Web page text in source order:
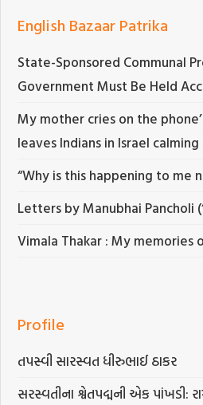
English Bazaar Patrika
State-Sponsored Communal
Government Must Be Held
My mother cries on the
leaves Indians in Israel
“Why is this happening to me
Letters by Manubhai Pancholi
Vimala Thakar : My memories
Profile
તપસ્વી સારસ્વત ધીરુભાઈ ઠાકર
સરસ્વતીના શ્વેતપદ્મની એક પાંખડી: